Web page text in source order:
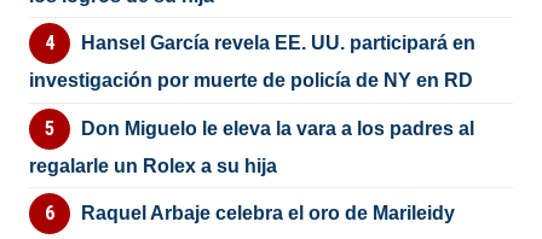
Hansel García revela EE. UU. participará en
investigación por muerte de policía de NY en RD
Don Miguelo le eleva la vara a los padres al
regalarle un Rolex a su hija
Raquel Arbaje celebra el oro de Marileidy